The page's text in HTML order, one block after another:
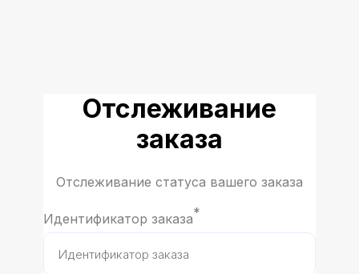
Отслеживание
заказа
Отслеживание статуса вашего заказа
Идентификатор заказа*